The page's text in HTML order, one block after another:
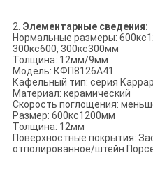
2. Элементарные сведения:
Нормальные размеры:
300кс600, 300кс300мм
Толщина: 12мм/9мм
Модель: КФП8126А41
Кафельный тип: серия
Материал: керамический
Скорость поглощения:
Размер: 600кс1200мм
Толщина: 12мм
Поверхностные покрытия:
отполированное/штейн